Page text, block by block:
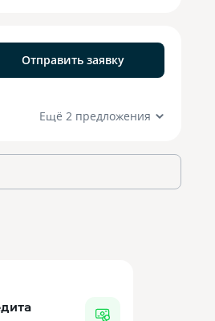
Отправить заявку
Ещё 2 предложения